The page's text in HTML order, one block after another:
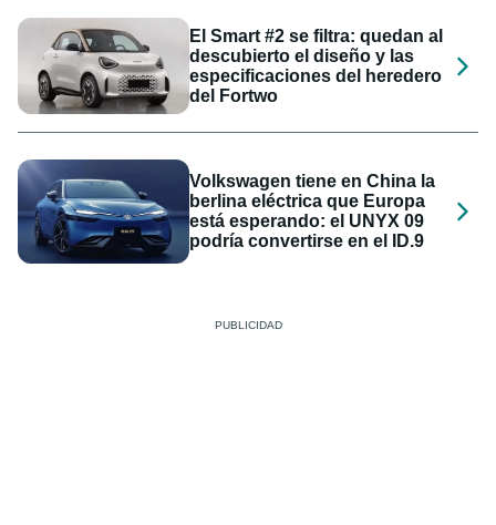
El Smart #2 se filtra: quedan al
descubierto el diseño y las
especificaciones del heredero
del Fortwo
Volkswagen tiene en China la
berlina eléctrica que Europa
está esperando: el UNYX 09
podría convertirse en el ID.9